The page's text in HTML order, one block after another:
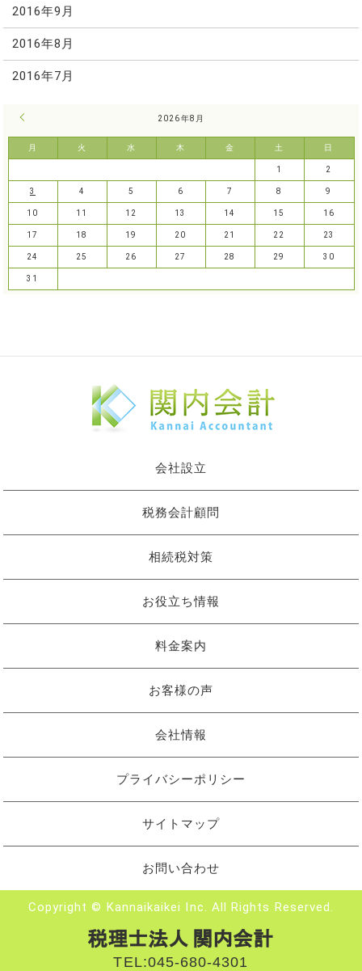
2016年9月
2016年8月
2016年7月
2026年8月
月 火 水 木 金 土 日
1 2
3 4 5 6 7 8 9
10 11 12 13 14 15 16
17 18 19 20 21 22 23
24 25 26 27 28 29 30
31
TEL:045-680-4301
会社設立
税務会計顧問
相続税対策
お役立ち情報
料金案内
お客様の声
会社情報
プライバシーポリシー
サイトマップ
お問い合わせ
Copyright © Kannaikaikei Inc. All Rights Reserved.